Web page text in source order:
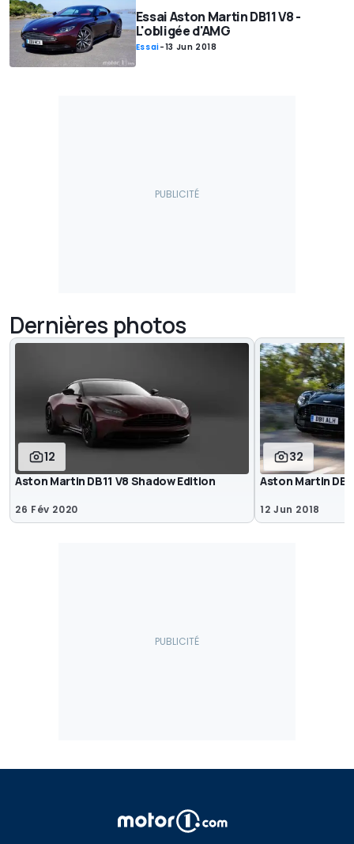
Essai Aston Martin DB11 V8 -
L'obligée d'AMG
Essai-13 Jun 2018
Dernières photos
12
Aston Martin DB11 V8 Shadow Edition
26 Fév 2020
32
Aston Martin
12 Jun 2018